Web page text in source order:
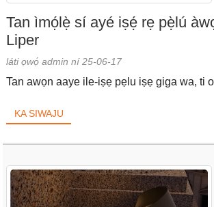
Tan ìmọ́lẹ̀ sí ayé iṣẹ́ rẹ pẹ̀lú
Liper
láti ọwọ́ admin ní 25-06-17
Tan awọn aaye ile-iṣẹ pẹlu iṣẹ giga wa, ti
KA SIWAJU